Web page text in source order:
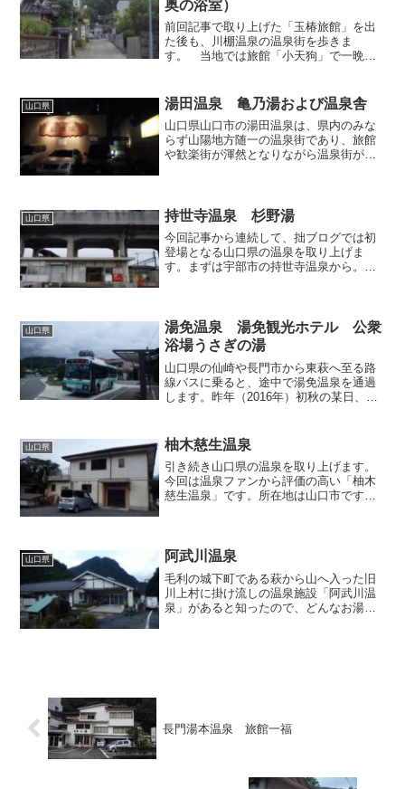
奥の浴室）
前回記事で取り上げた「玉椿旅館」を出
た後も、川棚温泉の温泉街を歩きま
す。 当地では旅館「小天狗」で一晩お
ろじ」という似た名称の宿があるのです
が、前者は昔ながらの渋い旅館...
山口県 湯田温泉 亀乃湯および温泉舎
山口県山口市の湯田温泉は、県内のみな
らず山陽地方随一の温泉街であり、旅館
や歓楽街が渾然となりながら温泉街が形
街的な要素が強い土地柄だ...
山口県 持世寺温泉 杉野湯
今回記事から連続して、拙ブログでは初
登場となる山口県の温泉を取り上げま
す。まずは宇部市の持世寺温泉から。
分、「持世寺温泉入口」停留所で...
山口県
湯免温泉 湯免観光ホテル 公衆
浴場うさぎの湯
山口県の仙崎や長門市から東萩へ至る路
線バスに乗ると、途中で湯免温泉を通過
します。昨年（2016年）初秋の某日、そ
た。湯免温泉で日帰り入浴できる施設
は、「湯免ふれあいセン...
山口県 柚木慈生温泉
引き続き山口県の温泉を取り上げます。
今回は温泉ファンから評価の高い「柚木
慈生温泉」です。所在地は山口市です
それもそのはず、後日知ったの...
山口県 阿武川温泉
毛利の城下町である萩から山へ入った旧
川上村に掛け流しの温泉施設「阿武川温
泉」があると知ったので、どんなお湯に
長門湯本温泉 旅館一福